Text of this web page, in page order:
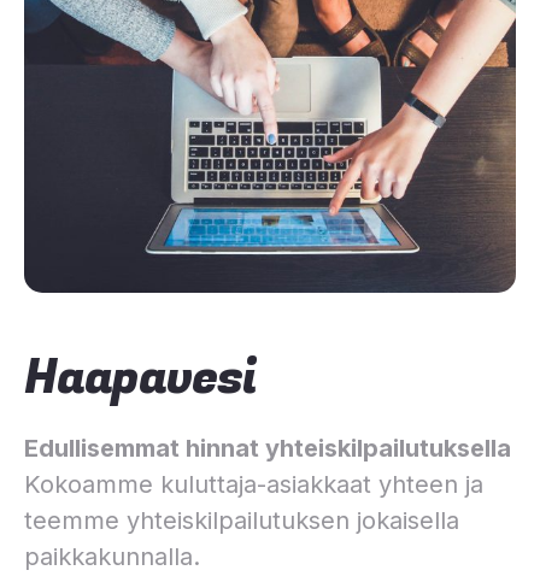
Haapavesi
Edullisemmat hinnat yhteiskilpailutuksella
Kokoamme kuluttaja-asiakkaat yhteen ja
teemme yhteiskilpailutuksen jokaisella
paikkakunnalla.